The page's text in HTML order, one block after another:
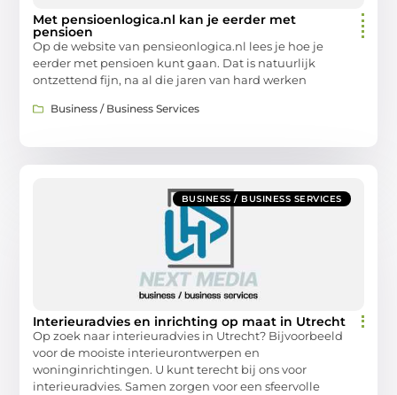
Met pensioenlogica.nl kan je eerder met
pensioen
Op de website van pensieonlogica.nl lees je hoe je
eerder met pensioen kunt gaan. Dat is natuurlijk
ontzettend fijn, na al die jaren van hard werken
Business / Business Services
BUSINESS / BUSINESS SERVICES
Interieuradvies en inrichting op maat in Utrecht
Op zoek naar interieuradvies in Utrecht? Bijvoorbeeld
voor de mooiste interieurontwerpen en
woninginrichtingen. U kunt terecht bij ons voor
interieuradvies. Samen zorgen voor een sfeervolle